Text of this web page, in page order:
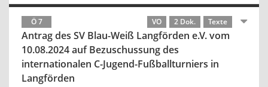
Ö 7 VO 2 Dok. Texte
Antrag des SV Blau-Weiß Langförden e.V. vom
10.08.2024 auf Bezuschussung des
internationalen C-Jugend-Fußballturniers in
Langförden